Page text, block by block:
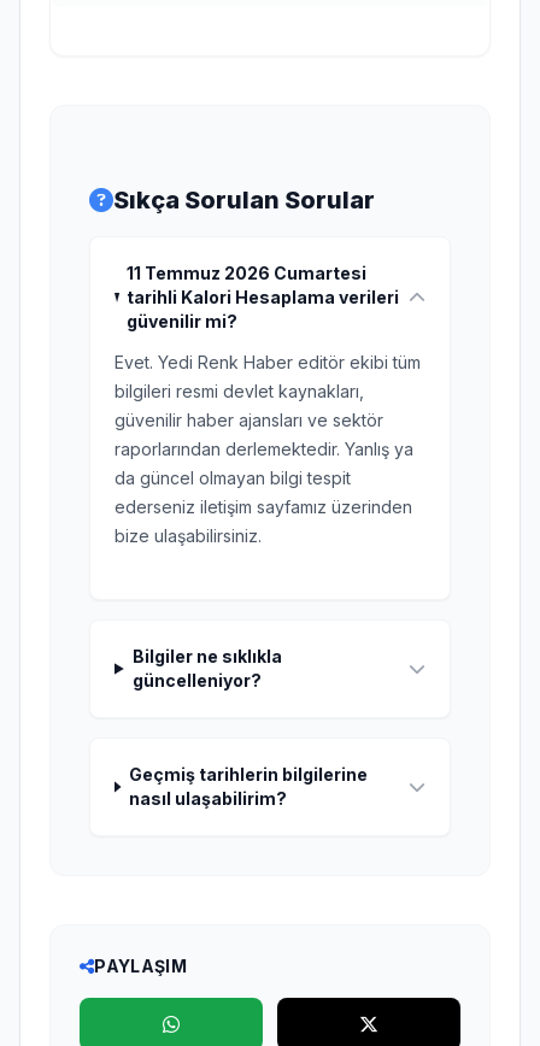
Sıkça Sorulan Sorular
11 Temmuz 2026 Cumartesi
tarihli Kalori Hesaplama verileri
güvenilir mi?
Evet. Yedi Renk Haber editör ekibi tüm
bilgileri resmi devlet kaynakları,
güvenilir haber ajansları ve sektör
raporlarından derlemektedir. Yanlış ya
da güncel olmayan bilgi tespit
ederseniz iletişim sayfamız üzerinden
bize ulaşabilirsiniz.
Bilgiler ne sıklıkla
güncelleniyor?
Geçmiş tarihlerin bilgilerine
nasıl ulaşabilirim?
PAYLAŞIM